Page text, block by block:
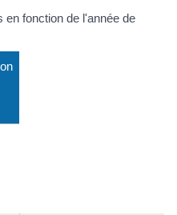
fonction de l'année de